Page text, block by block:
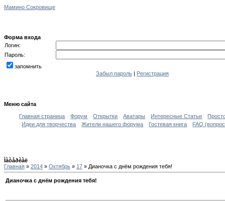
Мамино Сокровище
Форма входа
Логин:
Пароль:
запомнить
Забыл пароль | Регистрация
Меню сайта
Главная страница
Форум Открытки Аватары Интересные Статьи
Идеи для творчества
Жители нашего форума Гостевая книга FAQ
Ìàòåðèàë
Главная » 2014 » Октябрь » 17 » Дианочка с днём рождения тебя!
Дианочка с днём рождения тебя!